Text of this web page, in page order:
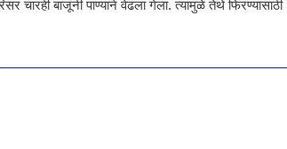
चारही बाजूंनी पाण्याने वेढला गेला. त्यामुळे तेथे फिरण्यासाठी